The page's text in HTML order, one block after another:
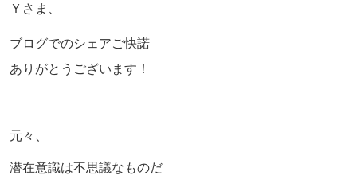
Ｙさま、
ブログでのシェアご快諾
ありがとうございます！
元々、
潜在意識は不思議なものだ